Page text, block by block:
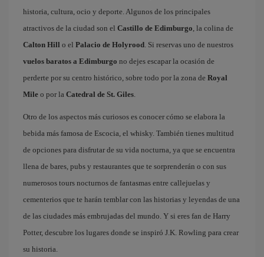
historia, cultura, ocio y deporte. Algunos de los principales
atractivos de la ciudad son el Castillo de Edimburgo, la colina de
Calton Hill o el Palacio de Holyrood. Si reservas uno de nuestros
vuelos baratos a Edimburgo no dejes escapar la ocasión de
perderte por su centro histórico, sobre todo por la zona de Royal
Mile o por la Catedral de St. Giles.
Otro de los aspectos más curiosos es conocer cómo se elabora la
bebida más famosa de Escocia, el whisky. También tienes multitud
de opciones para disfrutar de su vida nocturna, ya que se encuentra
llena de bares, pubs y restaurantes que te sorprenderán o con sus
numerosos tours nocturnos de fantasmas entre callejuelas y
cementerios que te harán temblar con las historias y leyendas de una
de las ciudades más embrujadas del mundo. Y si eres fan de Harry
Potter, descubre los lugares donde se inspiró J.K. Rowling para crear
su historia.